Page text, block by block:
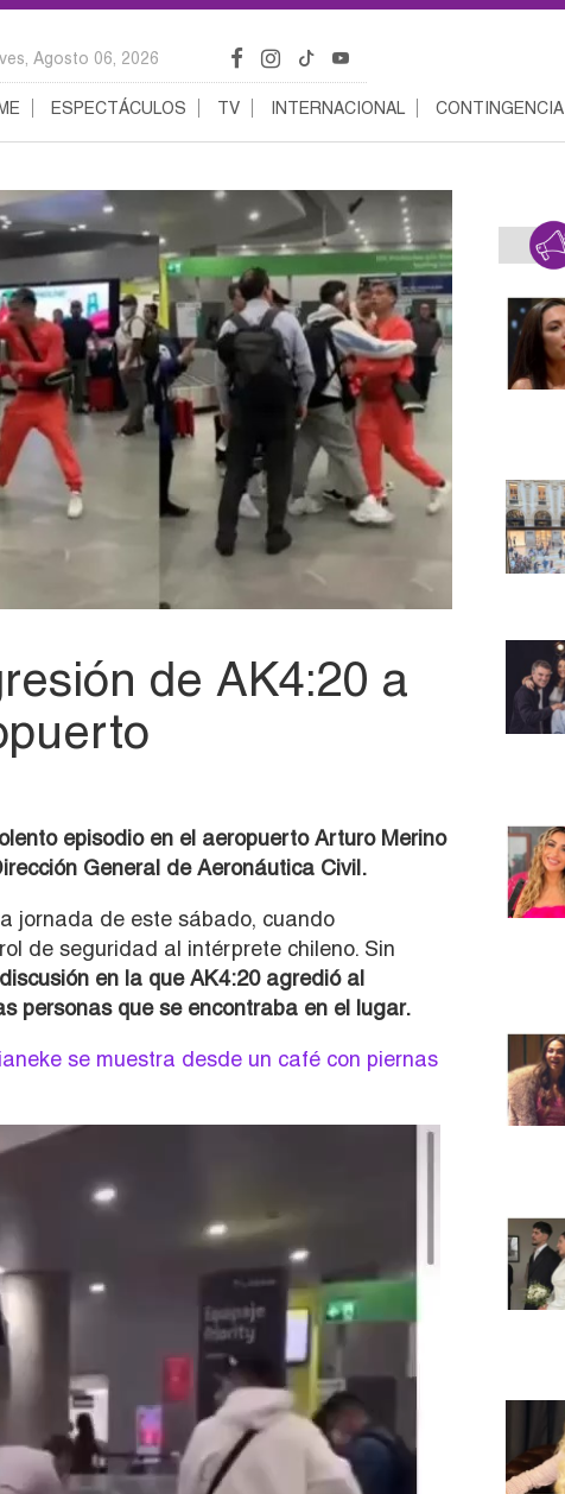
Agosto 06, 2026
ESPECTÁCULOS TV INTERNACIONAL CONTINGENCIA
de AK4:20 a
episodio en el aeropuerto Arturo Merino
General de Aeronáutica Civil.
jornada de este sábado, cuando
de seguridad al intérprete chileno. Sin
en la que AK4:20 agredió al
personas que se encontraba en el lugar.
se muestra desde un café con piernas